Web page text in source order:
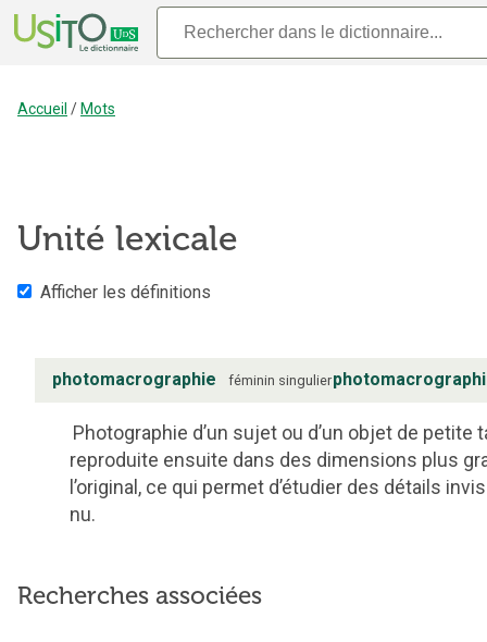
Accueil / Mots
Unité lexicale
Afficher les définitions
photomacrographie féminin singulier
Photographie d’un sujet ou d’un objet de petite
reproduite ensuite dans des dimensions plus
l’original, ce qui permet d’étudier des détails
nu.
Recherches associées